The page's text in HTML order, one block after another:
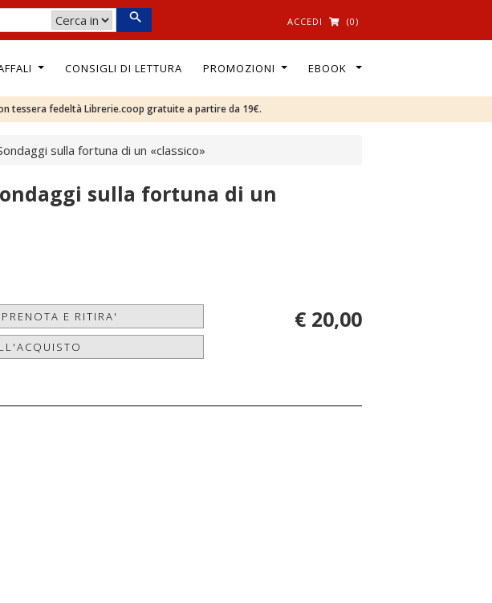
ACCEDI (0)
CONSIGLI DI LETTURA PROMOZIONI EBOOK
tessera fedeltà Librerie.coop gratuite a partire da 19€.
sulla fortuna di un «classico»
sulla fortuna di un
E RITIRA' € 20,00